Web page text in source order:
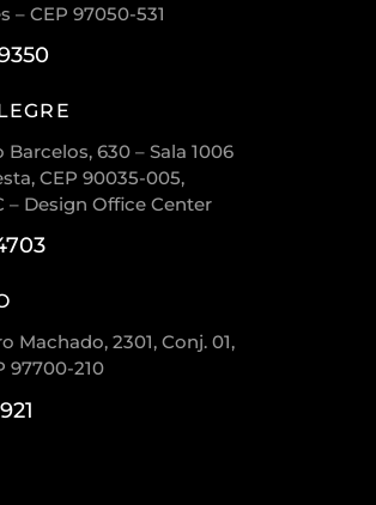
– CEP 97050-531
Barcelos, 630 – Sala 1006
CEP 90035-005,
– Design Office Center
Machado, 2301, Conj. 01,
97700-210